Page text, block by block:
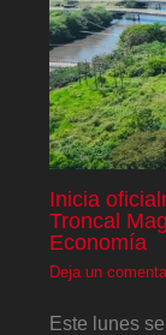
Inicia
Troncal
Economía
Deja un
Este lunes